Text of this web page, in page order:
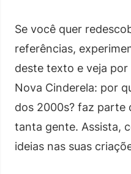
Se você quer
referências,
deste texto e veja
Nova Cinderela: por
dos 2000s? faz parte
tanta gente. Assista,
ideias nas suas